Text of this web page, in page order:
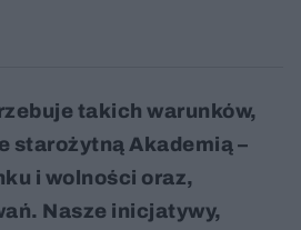
takich warunków,
starożytną Akademią –
i wolności oraz,
Nasze inicjatywy,